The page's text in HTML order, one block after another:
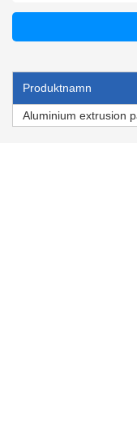
Produktnamn
Aluminium extrusion